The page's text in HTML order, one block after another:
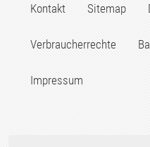
Kontakt Sitemap
Verbraucherrechte
Impressum